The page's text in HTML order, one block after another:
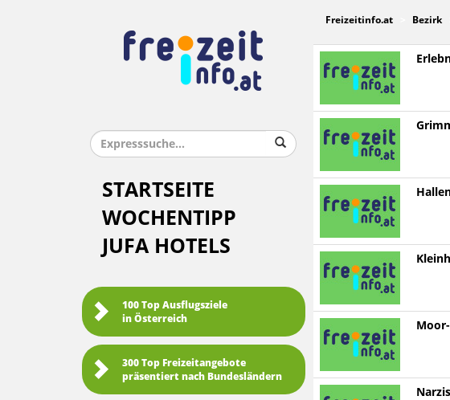
STARTSEITE
WOCHENTIPP
JUFA HOTELS
100 Top Ausflugsziele
in Österreich
300 Top Freizeitangebote
präsentiert nach Bundesländern
Freizeitinfo.at Bezirk